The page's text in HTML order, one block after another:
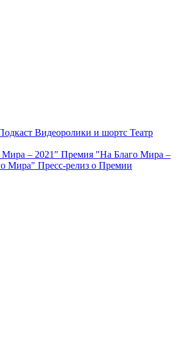
Видеоролики и шортс Театр
– 2021" Премия "На Благо Мира –
Мира" Пресс-релиз о Премии